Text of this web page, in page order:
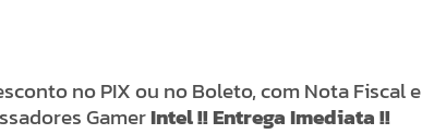
no PIX ou no Boleto, com Nota Fiscal e
GamerIntel !! Entrega Imediata !!